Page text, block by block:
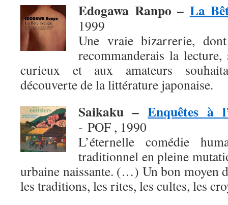
Edogawa Ranpo – La
1999
Une vraie bizarrerie,
recommanderais la
curieux et aux amateurs
découverte de la littérature japonaise.
Saikaku – Enquêtes à
- POF , 1990
L’éternelle comédie
traditionnel en pleine
urbaine naissante. (…) Un bon moyen
les traditions, les rites, les cultes, les